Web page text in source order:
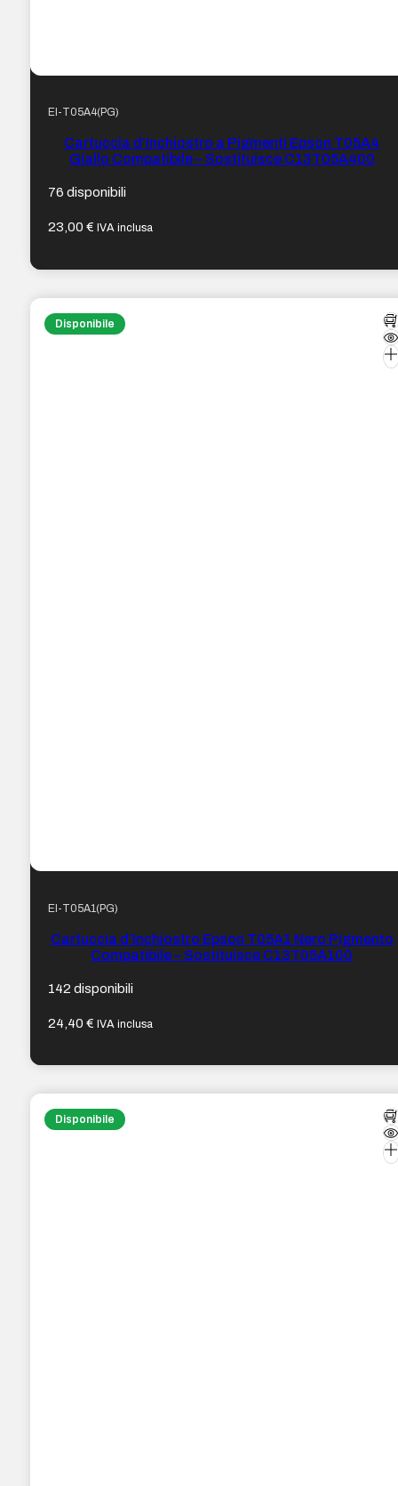
EI-T05A4(PG)
Cartuccia d’Inchiostro a Pigmenti Epson T05A4
Giallo Compatibile – Sostituisce C13T05A400
76 disponibili
23,00€ IVA inclusa
Disponibile
EI-T05A1(PG)
Cartuccia d’Inchiostro Epson T05A1 Nero Pigmento
Compatibile – Sostituisce C13T05A100
142 disponibili
24,40€ IVA inclusa
Disponibile